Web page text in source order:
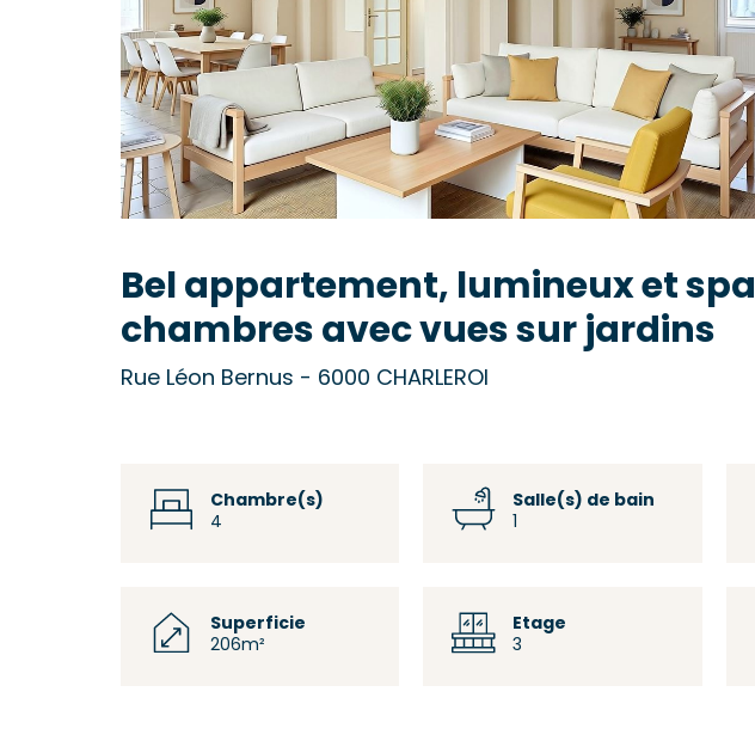
Bel appartement, lumineux et
chambres avec vues sur jardins
Rue Léon Bernus - 6000 CHARLEROI
Chambre(s)
4
Salle(s) de bain
1
Superficie
206m²
Etage
3